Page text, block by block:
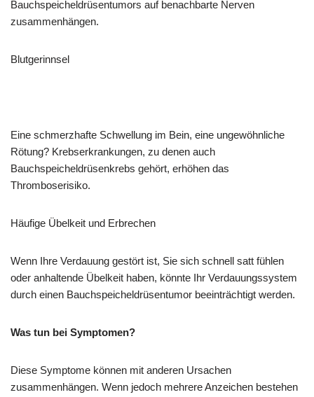
Bauchspeicheldrüsentumors auf benachbarte Nerven
zusammenhängen.
Blutgerinnsel
Eine schmerzhafte Schwellung im Bein, eine ungewöhnliche
Rötung? Krebserkrankungen, zu denen auch
Bauchspeicheldrüsenkrebs gehört, erhöhen das
Thromboserisiko.
Häufige Übelkeit und Erbrechen
Wenn Ihre Verdauung gestört ist, Sie sich schnell satt fühlen
oder anhaltende Übelkeit haben, könnte Ihr Verdauungssystem
durch einen Bauchspeicheldrüsentumor beeinträchtigt werden.
Was tun bei Symptomen?
Diese Symptome können mit anderen Ursachen
zusammenhängen. Wenn jedoch mehrere Anzeichen bestehen